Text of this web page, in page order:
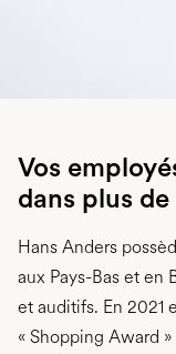
Vos
dans plus
Hans Anders
aux Pays-Bas et en
et auditifs. En 2021
« Shopping Award